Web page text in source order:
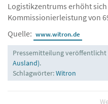
Logistikzentrums erhöht
Kommissionierleistung von
Quelle: www.witron.de
Pressemitteilung veröffentlicht
Ausland).
Schlagwörter:Witron